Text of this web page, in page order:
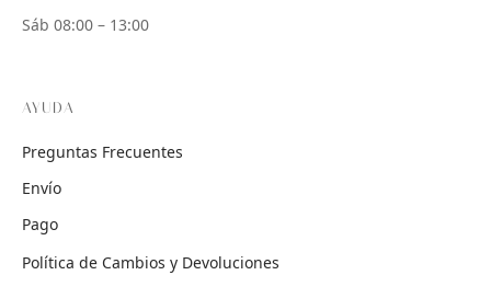
Sáb 08:00 – 13:00
AYUDA
Preguntas Frecuentes
Envío
Pago
Política de Cambios y Devoluciones